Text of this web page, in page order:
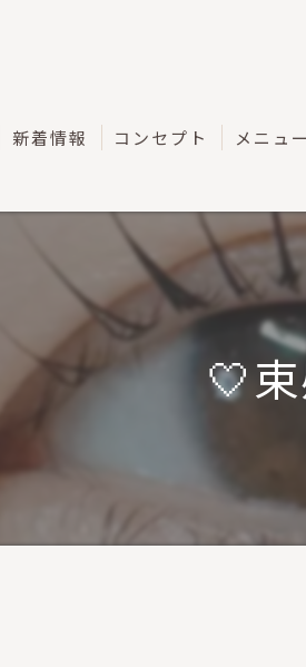
新着情報 コンセプト メニュー
🤍